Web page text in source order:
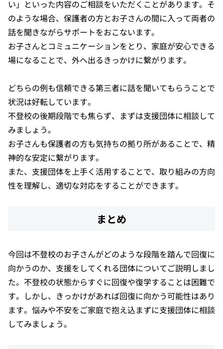
い」といった内容のご相談をいただくことがあります。そ
のような場合、保護者の方とお子さんの間に入って両者の
話を聞きながらサポートをおこないます。
お子さんとコミュニケーションをとり、家庭が安心できる
場になることで、外へ出るきっかけに繋がります。
どちらの例も信頼できる第三者に話を聞いてもらうことで
状況は好転しています。
不登校の後期段階でも焦らず、まずは支援団体に相談して
みましょう。
お子さんも保護者の方も気持ちの拠り所があることで、精
神的な安定に繋がります。
また、支援団体を上手く活用することで、取り組みの方向
性を理解し、適切な対応をすることができます。
まとめ
今回は不登校のお子さんがどのような段階を踏んで回復に
向かうのか、支援をしてくれる団体についてご説明しまし
た。不登校の状態からすぐに回復や復学することは困難で
す。しかし、きっかけがあれば回復に向かう可能性はあり
ます。悩みや不安をご家庭で抱え込まずに支援団体に相談
してみましょう。